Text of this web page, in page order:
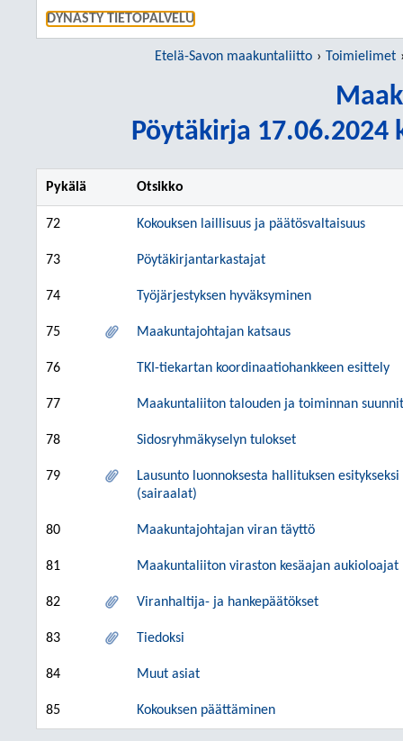
DYNASTY TIETOPALVELU
Etelä-Savon maakuntaliitto Toimielimet
Pöytäkirja 17.06.2024
Pykälä Otsikko
72 Kokouksen laillisuus ja päätösvaltaisuus
73 Pöytäkirjantarkastajat
74 Työjärjestyksen hyväksyminen
75 Maakuntajohtajan katsaus
76 TKI-tiekartan koordinaatiohankkeen esittely
77 Maakuntaliiton talouden ja toiminnan
78 Sidosryhmäkyselyn tulokset
79
Lausunto luonnoksesta hallituksen
(sairaalat)
80 Maakuntajohtajan viran täyttö
81 Maakuntaliiton viraston kesäajan aukioloajat
82 Viranhaltija- ja hankepäätökset
83 Tiedoksi
84 Muut asiat
85 Kokouksen päättäminen